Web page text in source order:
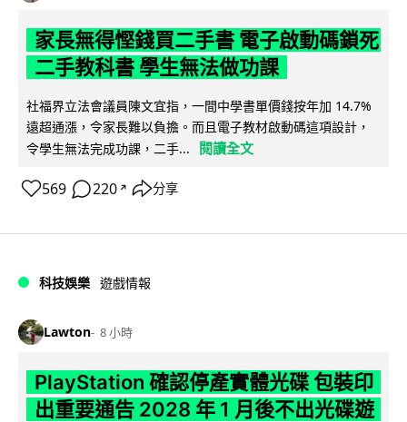
家長無得慳錢買二手書 電子啟動碼鎖死
二手教科書 學生無法做功課
社福界立法會議員陳文宜指，一間中學書單價錢按年加 14.7%
遠超通漲，令家長難以負擔。而且電子教材啟動碼這項設計，
令學生無法完成功課，二手...
閱讀全文
569 220 ↗ 分享
科技娛樂 遊戲情報
Lawton 8 小時
PlayStation 確認停產實體光碟 包裝印
出重要通告 2028 年 1 月後不出光碟遊